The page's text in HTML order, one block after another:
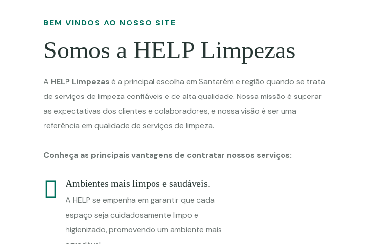
BEM VINDOS AO NOSSO SITE
Somos a HELP Limpezas
A HELP Limpezas é a principal escolha em Santarém e região quando se trata
de serviços de limpeza confiáveis e de alta qualidade. Nossa missão é superar
as expectativas dos clientes e colaboradores, e nossa visão é ser uma
referência em qualidade de serviços de limpeza.
Conheça as principais vantagens de contratar nossos serviços:
Ambientes mais limpos e saudáveis.
A HELP se empenha em garantir que cada
espaço seja cuidadosamente limpo e
higienizado, promovendo um ambiente mais